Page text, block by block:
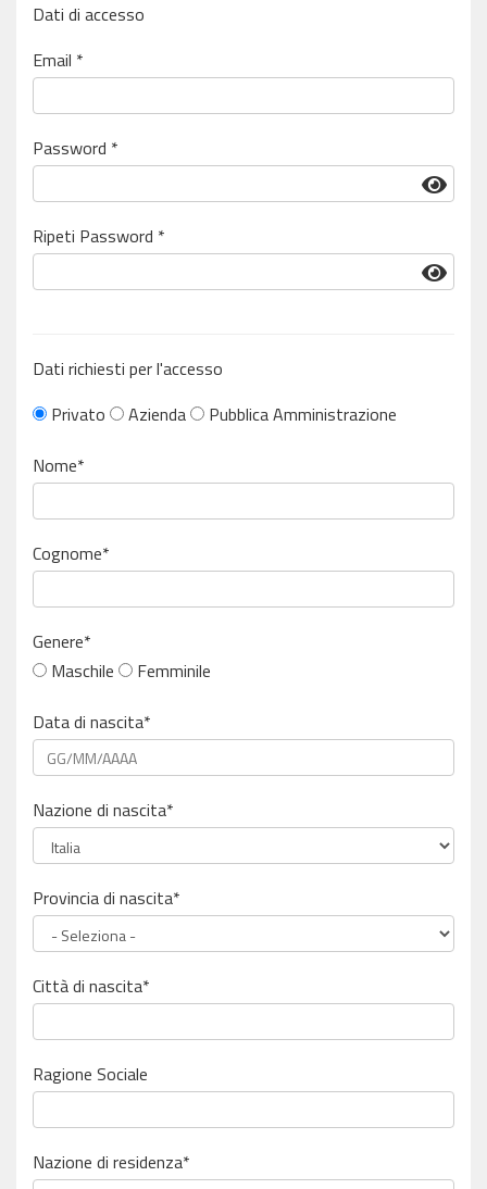
Dati di accesso
Email *
Password *
Ripeti Password *
Dati richiesti per l'accesso
Privato
Azienda
Pubblica Amministrazione
Nome*
Cognome*
Genere*
Maschile
Femminile
Data di nascita*
Nazione di nascita*
Provincia di nascita*
Città di nascita*
Ragione Sociale
Nazione di residenza*